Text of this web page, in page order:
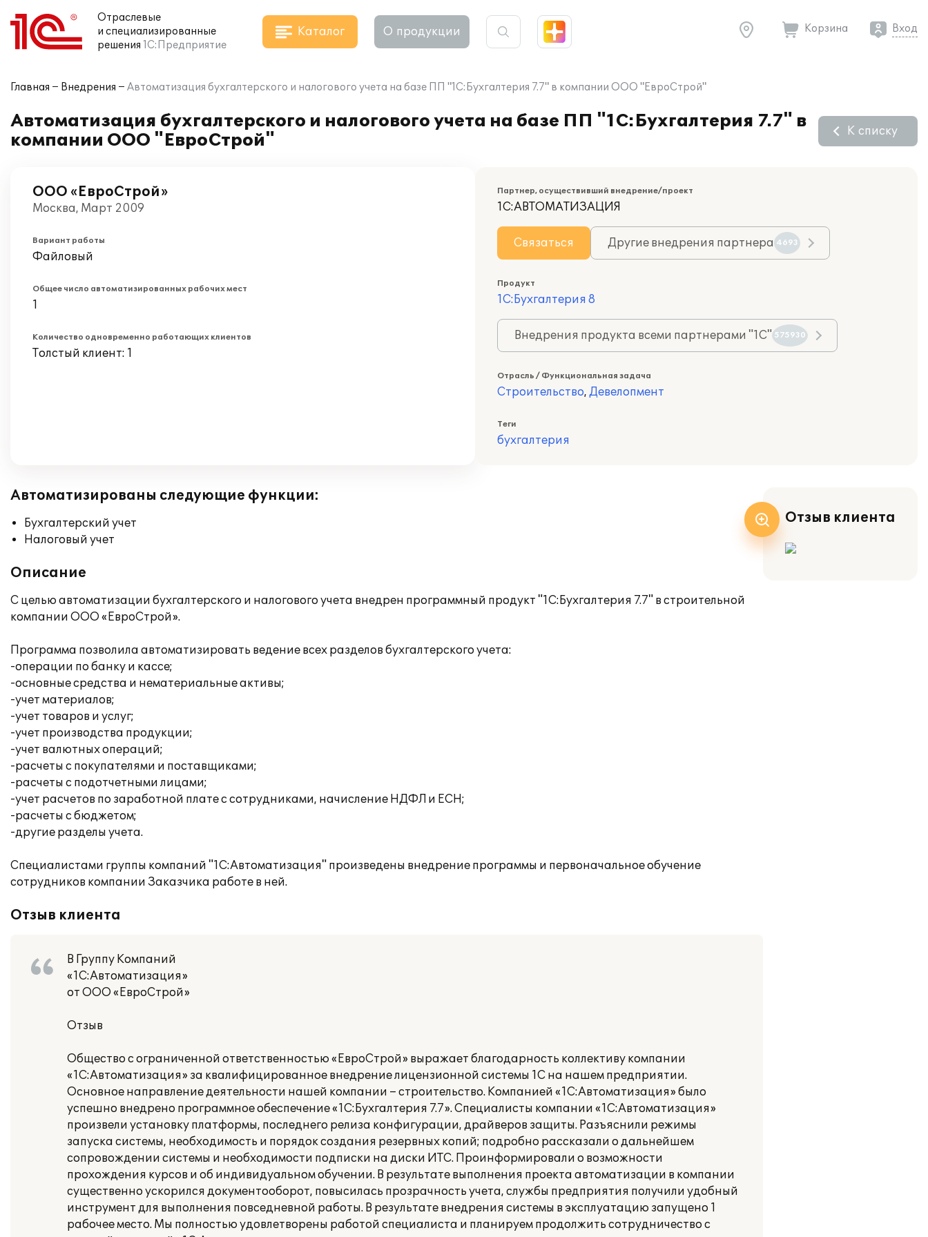
Отраслевые
и специализированные
решения 1С:Предприятие
Каталог О продукции Корзина Вход
Главная Внедрения Автоматизация бухгалтерского и налогового учета на базе ПП "1С:Бухгалтерия 7.7" в компании ООО "ЕвроСтрой"
Автоматизация бухгалтерского и налогового учета на базе ПП "1С:Бухгалтерия 7.7" в
компании ООО "ЕвроСтрой"
К списку
ООО «ЕвроСтрой»
Москва, Март 2009
Вариант работы
Файловый
Общее число автоматизированных рабочих мест
1
Количество одновременно работающих клиентов
Толстый клиент: 1
Партнер, осуществивший внедрение/проект
1С:АВТОМАТИЗАЦИЯ
Связаться Другие внедрения партнера 4693
Продукт
1С:Бухгалтерия 8
Внедрения продукта всеми партнерами "1С" 575930
Отрасль / Функциональная задача
Строительство, Девелопмент
Теги
бухгалтерия
Автоматизированы следующие функции:
Бухгалтерский учет
Налоговый учет
Описание
С целью автоматизации бухгалтерского и налогового учета внедрен программный продукт "1С:Бухгалтерия 7.7" в строительной
компании ООО «ЕвроСтрой».
Программа позволила автоматизировать ведение всех разделов бухгалтерского учета:
-операции по банку и кассе;
-основные средства и нематериальные активы;
-учет материалов;
-учет товаров и услуг;
-учет производства продукции;
-учет валютных операций;
-расчеты с покупателями и поставщиками;
-расчеты с подотчетными лицами;
-учет расчетов по заработной плате с сотрудниками, начисление НДФЛ и ЕСН;
-расчеты с бюджетом;
-другие разделы учета.
Специалистами группы компаний "1С:Автоматизация" произведены внедрение программы и первоначальное обучение
сотрудников компании Заказчика работе в ней.
Отзыв клиента
В Группу Компаний
«1С:Автоматизация»
от ООО «ЕвроСтрой»
Отзыв
Общество с ограниченной ответственностью «ЕвроСтрой» выражает благодарность коллективу компании
«1С:Автоматизация» за квалифицированное внедрение лицензионной системы 1С на нашем предприятии.
Основное направление деятельности нашей компании – строительство. Компанией «1С:Автоматизация» было
успешно внедрено программное обеспечение «1С:Бухгалтерия 7.7». Специалисты компании «1С:Автоматизация»
произвели установку платформы, последнего релиза конфигурации, драйверов защиты. Разъяснили режимы
запуска системы, необходимость и порядок создания резервных копий; подробно рассказали о дальнейшем
сопровождении системы и необходимости подписки на диски ИТС. Проинформировали о возможности
прохождения курсов и об индивидуальном обучении. В результате выполнения проекта автоматизации в компании
существенно ускорился документооборот, повысилась прозрачность учета, службы предприятия получили удобный
инструмент для выполнения повседневной работы. В результате внедрения системы в эксплуатацию запущено 1
рабочее место. Мы полностью удовлетворены работой специалиста и планируем продолжить сотрудничество с
Отзыв клиента